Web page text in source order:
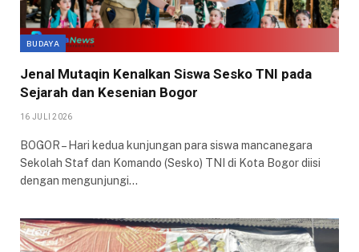
BUDAYA
Jenal Mutaqin Kenalkan Siswa Sesko TNI pada
Sejarah dan Kesenian Bogor
16 JULI 2026
BOGOR – Hari kedua kunjungan para siswa mancanegara
Sekolah Staf dan Komando (Sesko) TNI di Kota Bogor diisi
dengan mengunjungi…